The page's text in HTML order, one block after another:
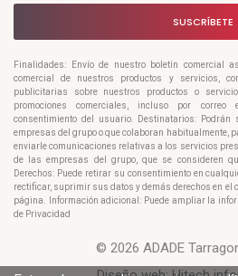
SUSCRÍBETE
Finalidades: Envío de nuestro boletín comercial
comercial de nuestros productos y servicios,
publicitarias sobre nuestros productos o
promociones comerciales, incluso por correo
consentimiento del usuario. Destinatarios:
empresas del grupo o que colaboran habitualmente,
enviarle comunicaciones relativas a los servicios
de las empresas del grupo, que se consideren
Derechos: Puede retirar su consentimiento en
rectificar, suprimir sus datos y demás derechos en el
página. Información adicional: Puede ampliar la
de Privacidad
© 2026 ADADE